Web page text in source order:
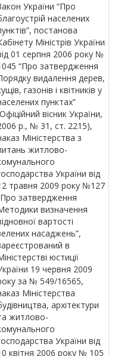
України “Про
населених
постанова
Міністрів України
01 серпня 2006 року №
“Про затвердження
видалення дерев,
газонів і квітників у
пунктах”
вісник України,
р., № 31, ст. 2215),
Міністерства з
житлово-
України від
травня 2009 року №127
затвердження
визначення
вартості
насаджень”,
в
юстиції
19 червня 2009
за № 549/16565,
Міністерства
архітектури
житлово-
України від
квітня 2006 року № 105